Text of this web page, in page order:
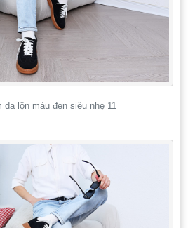
da lộn màu đen siêu nhẹ 11